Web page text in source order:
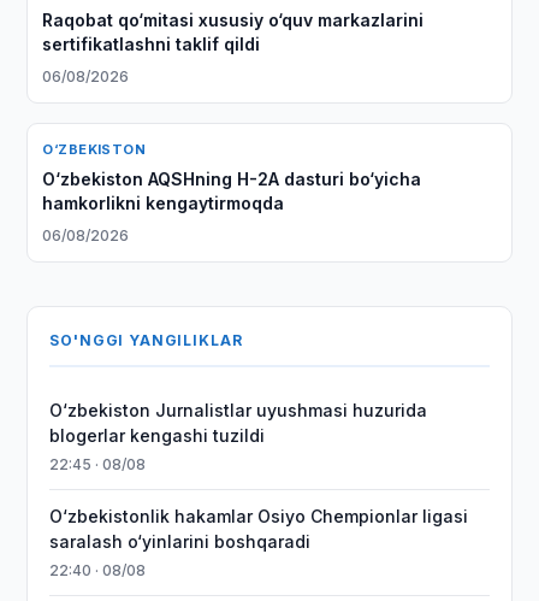
Raqobat qo‘mitasi xususiy o‘quv markazlarini
sertifikatlashni taklif qildi
06/08/2026
O‘ZBEKISTON
O‘zbekiston AQSHning H-2A dasturi bo‘yicha
hamkorlikni kengaytirmoqda
06/08/2026
SO'NGGI YANGILIKLAR
O‘zbekiston Jurnalistlar uyushmasi huzurida
blogerlar kengashi tuzildi
22:45 · 08/08
O‘zbekistonlik hakamlar Osiyo Chempionlar ligasi
saralash o‘yinlarini boshqaradi
22:40 · 08/08